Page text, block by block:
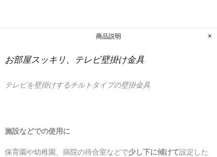
商品説明
お部屋スッキリ、テレビ壁掛け金具
テレビを壁掛けするチルトタイプの壁掛金具
施設などでの使用に
保育園や幼稚園、病院の待合室などで少し下に傾けて設定した